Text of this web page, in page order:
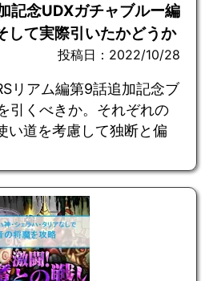
記念UDXガチャブルー編
して実際引いたかどうか
投稿日：2022/10/28
リアム編第9話追加記念ブ
引くべきか。それぞれの
い道を考慮して独断と偏